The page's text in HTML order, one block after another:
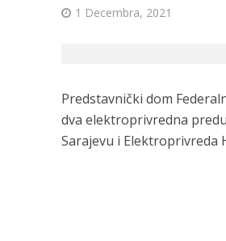
1 Decembra, 2021
Predstavnički dom
dva elektroprivredna
Sarajevu i Elektroprivreda